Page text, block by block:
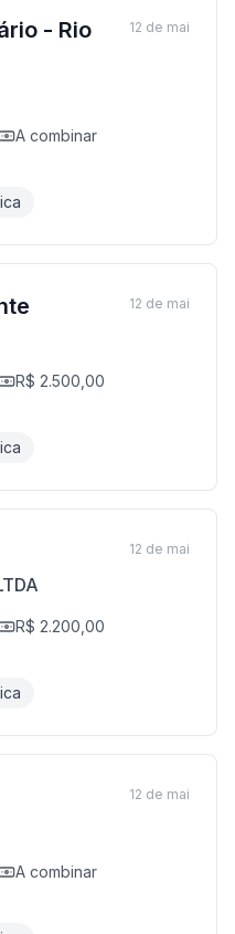
- Rio
A combinar
12 de mai
R$ 2.500,00
12 de mai
R$ 2.200,00
12 de mai
A combinar
12 de mai